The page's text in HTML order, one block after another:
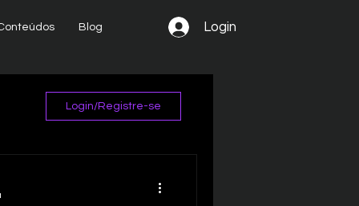
Blog Login
Login/Registre-se